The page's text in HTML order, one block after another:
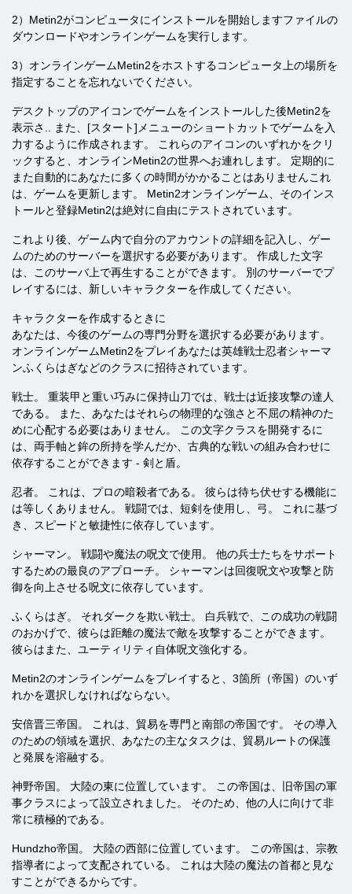
2）Metin2がコンピュータにインストールを開始しますファイルの
ダウンロードやオンラインゲームを実行します。
3）オンラインゲームMetin2をホストするコンピュータ上の場所を
指定することを忘れないでください。
デスクトップのアイコンでゲームをインストールした後Metin2を
表示さ.. また、[スタート]メニューのショートカットでゲームを入
力するように作成されます。 これらのアイコンのいずれかをクリ
ックすると、オンラインMetin2の世界へお連れします。 定期的に
また自動的にあなたに多くの時間がかかることはありませんこれ
は、ゲームを更新します。 Metin2オンラインゲーム、そのインス
トールと登録Metin2は絶対に自由にテストされています。
これより後、ゲーム内で自分のアカウントの詳細を記入し、ゲー
ムのためのサーバーを選択する必要があります。 作成した文字
は、このサーバ上で再生することができます。 別のサーバーでプ
レイするには、新しいキャラクターを作成してください。
キャラクターを作成するときに
あなたは、今後のゲームの専門分野を選択する必要があります。
オンラインゲームMetin2をプレイあなたは英雄戦士忍者シャーマ
ンふくらはぎなどのクラスに招待されています。
戦士。 重装甲と重い巧みに保持山刀では、戦士は近接攻撃の達人
である。 また、あなたはそれらの物理的な強さと不屈の精神のた
めに心配する必要はありません。 この文字クラスを開発するに
は、両手軸と鉾の所持を学んだか、古典的な戦いの組み合わせに
依存することができます - 剣と盾。
忍者。 これは、プロの暗殺者である。 彼らは待ち伏せする機能に
は等しくありません。 戦闘では、短剣を使用し、弓。 これに基づ
き、スピードと敏捷性に依存しています。
シャーマン。 戦闘や魔法の呪文で使用。 他の兵士たちをサポート
するための最良のアプローチ。 シャーマンは回復呪文や攻撃と防
御を向上させる呪文に依存しています。
ふくらはぎ。 それダークを欺い戦士。 白兵戦で、この成功の戦闘
のおかげで、彼らは距離の魔法で敵を攻撃することができます。
彼らはまた、ユーティリティ自体呪文強化する。
Metin2のオンラインゲームをプレイすると、3箇所（帝国）のいず
れかを選択しなければならない。
安倍晋三帝国。 これは、貿易を専門と南部の帝国です。 その導入
のための領域を選択、あなたの主なタスクは、貿易ルートの保護
と発展を溶融する。
神野帝国。 大陸の東に位置しています。 この帝国は、旧帝国の軍
事クラスによって設立されました。 そのため、他の人に向けて非
常に積極的である。
Hundzho帝国。 大陸の西部に位置しています。 この帝国は、宗教
指導者によって支配されている。 これは大陸の魔法の首都と見な
すことができるからです。